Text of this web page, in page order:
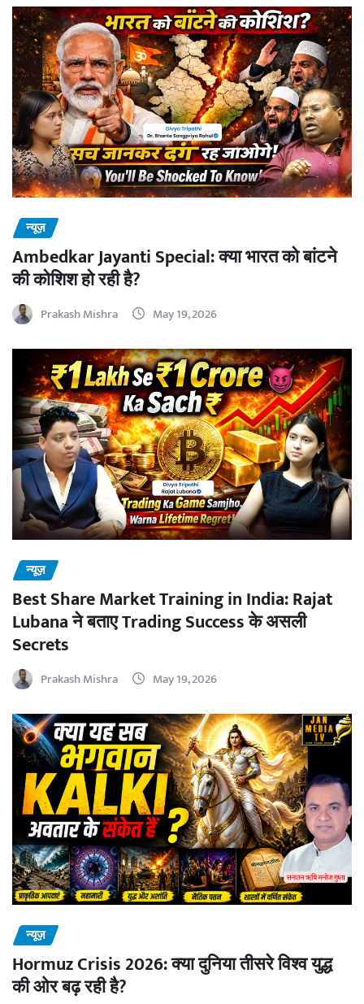
न्यूज़
Ambedkar Jayanti Special: क्या भारत को बांटने
की कोशिश हो रही है?
Prakash Mishra May 19, 2026
न्यूज़
Best Share Market Training in India: Rajat
Lubana ने बताए Trading Success के असली
Secrets
Prakash Mishra May 19, 2026
न्यूज़
Hormuz Crisis 2026: क्या दुनिया तीसरे विश्व युद्ध
की ओर बढ़ रही है?